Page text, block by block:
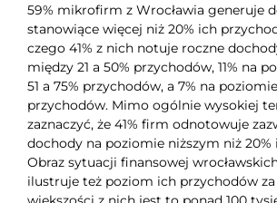
59% mikrofirm z Wrocławia generuje
stanowiące więcej niż 20% ich
czego 41% z nich notuje roczne
między 21 a 50% przychodów, 11% na
51 a 75% przychodów, a 7% na
przychodów. Mimo ogólnie wysokiej
zaznaczyć, że 41% firm odnotowuje
dochody na poziomie niższym niż
Obraz sytuacji finansowej
ilustruje też poziom ich przychodów za